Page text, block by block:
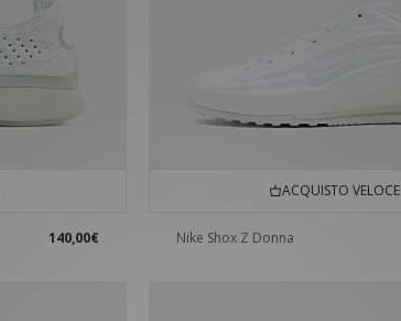
140,00€
ACQUISTO VELOCE
Nike Shox Z Donna